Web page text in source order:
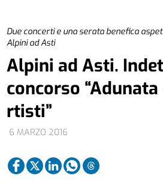
Due concerti e una serata benefica
Alpini ad Asti
6 MARZO 2016
Alpini ad Asti.
concorso
rtisti”